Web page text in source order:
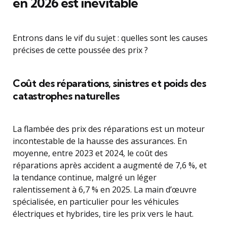
Entrons dans le vif du sujet : quelles sont les causes
précises de cette poussée des prix ?
Coût des réparations, sinistres et poids des
catastrophes naturelles
La flambée des prix des réparations est un moteur
incontestable de la hausse des assurances. En
moyenne, entre 2023 et 2024, le coût des
réparations après accident a augmenté de 7,6 %, et
la tendance continue, malgré un léger
ralentissement à 6,7 % en 2025. La main d’œuvre
spécialisée, en particulier pour les véhicules
électriques et hybrides, tire les prix vers le haut.